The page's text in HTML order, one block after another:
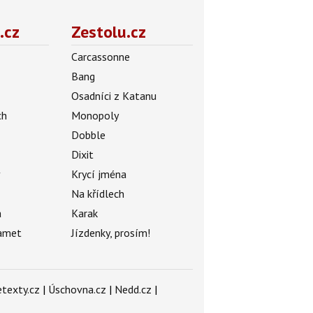
Zestolu.cz
Carcassonne
Bang
Osadníci z Katanu
Monopoly
Dobble
Dixit
Krycí jména
Na křídlech
Karak
Jízdenky, prosím!
| Úschovna.cz | Nedd.cz |